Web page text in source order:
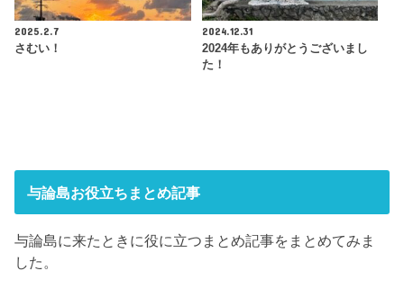
2025.2.7
さむい！
2024.12.31
2024年もありがとうございまし
た！
与論島お役立ちまとめ記事
与論島に来たときに役に立つまとめ記事をまとめてみま
した。